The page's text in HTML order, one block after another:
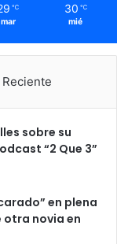
℃
mar
30 ℃
mié
Reciente
sobre su
“2 Que 3”
en plena
otra novia en